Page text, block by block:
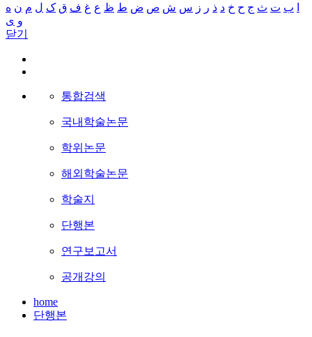
ب ت ث ج ح خ د ذ ر ز س ش ص ض ط ظ ع غ ف ق ک ل م ن ه
و ی
닫기
통합검색
국내학술논문
학위논문
해외학술논문
학술지
단행본
연구보고서
공개강의
home
단행본